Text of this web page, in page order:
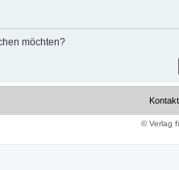
möchten?
Kontakt
© Verlag